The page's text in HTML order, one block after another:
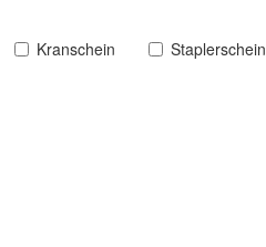
Kranschein Staplerschein